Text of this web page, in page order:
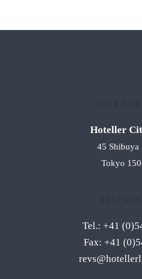
Hoteller
45 Shibuya
Tokyo
Tel.: +41
Fax: +41